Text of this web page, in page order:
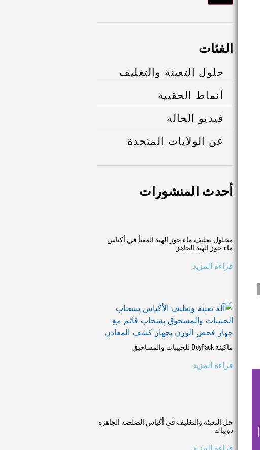
ماكينة تعبئة وختم النماذج العمودية
الفئات
حلول التعبئة والتغليف
أنماط الحقيبة
فيديو الحالة
عن الولايات المتحدة
أحدث المنشورات
محلول تغليف ماء جوز الهند المعبأ في أكياس
ماء جوز الهند الجاهز
قراءة المزيد
ماكينة DoyPack للحبيبات والمساحيق
قراءة المزيد
حل التعبئة والتغليف في أكياس الصلصة الجاهزة
دويباك
قراءة المزيد